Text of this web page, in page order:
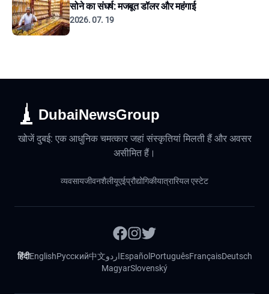
सोने का संघर्ष: मजबूत डॉलर और महंगाई
2026. 07. 19
DubaiNewsGroup
खोजें दुबई: एक आधुनिक चमत्कार जहां संस्कृतियां मिलती हैं और अवसर
असीमित हैं।
व्यवसायजीवनशैलीयूएईप्रौद्योगिकीयात्रारियल एस्टेट
हिंदीEnglishРусский中文اردوEspañol PortuguêsFrançaisDeutsch
MagyarSlovenský